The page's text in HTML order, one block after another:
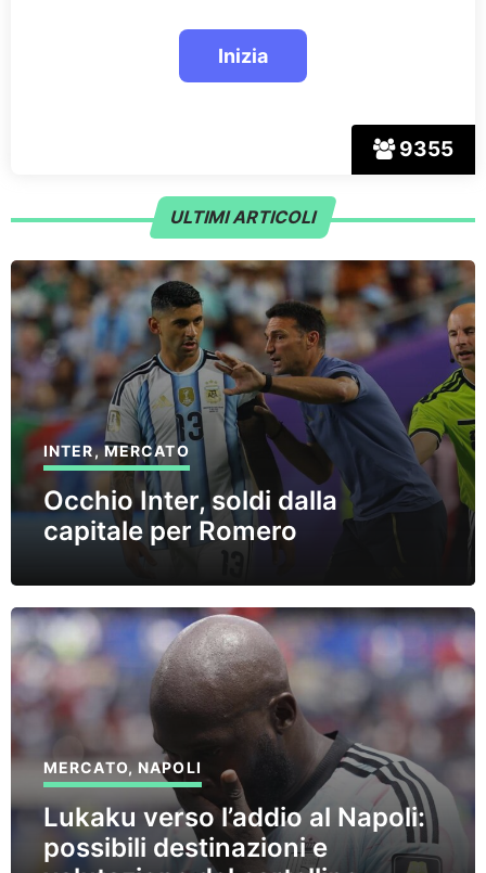
9355
ULTIMI ARTICOLI
INTER,MERCATO
Occhio Inter, soldi dalla
capitale per Romero
MERCATO,NAPOLI
Lukaku verso l’addio al Napoli:
possibili destinazioni e